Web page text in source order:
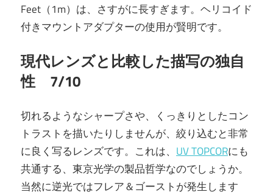
Feet（1m）は、さすがに長すぎます。ヘリコイド
付きマウントアダプターの使用が賢明です。
現代レンズと比較した描写の独自
性 7/10
切れるようなシャープさや、くっきりとしたコン
トラストを描いたりしませんが、絞り込むと非常
に良く写るレンズです。これは、 UV TOPCORにも
共通する、東京光学の製品哲学なのでしょうか。
当然に逆光ではフレア＆ゴーストが発生します